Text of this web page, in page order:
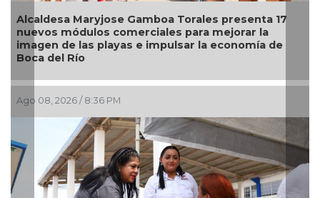
Alcaldesa Maryjose Gamboa Torales presenta 17
nuevos módulos comerciales para mejorar la
imagen de las playas e impulsar la economía de
Boca del Río
Ago 08, 2026 / 8:36 PM